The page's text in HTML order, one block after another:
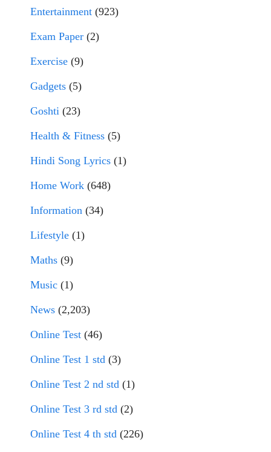
Entertainment (923)
Exam Paper (2)
Exercise (9)
Gadgets (5)
Goshti (23)
Health & Fitness (5)
Hindi Song Lyrics (1)
Home Work (648)
Information (34)
Lifestyle (1)
Maths (9)
Music (1)
News (2,203)
Online Test (46)
Online Test 1 std (3)
Online Test 2 nd std (1)
Online Test 3 rd std (2)
Online Test 4 th std (226)